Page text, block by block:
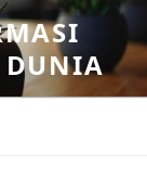
DUNIA